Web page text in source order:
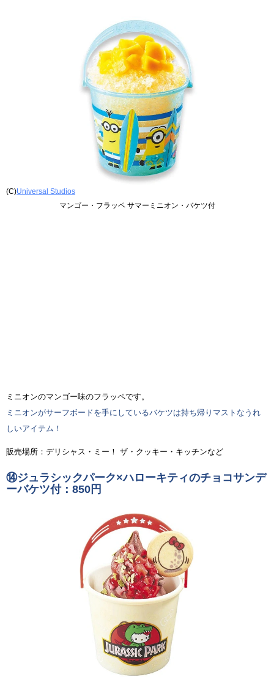
(C)Universal Studios
マンゴー・フラッペ サマーミニオン・バケツ付
ミニオンのマンゴー味のフラッペです。
ミニオンがサーフボードを手にしているバケツは持ち帰りマストなうれ
しいアイテム！
販売場所：デリシャス・ミー！ ザ・クッキー・キッチンなど
⑭ジュラシックパーク×ハローキティのチョコサンデ
ーバケツ付：850円